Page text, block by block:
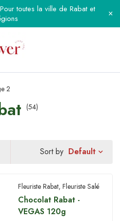
Pour toutes la ville de Rabat et
2
(54)
Sort by Default
Fleuriste Rabat, Fleuriste Salé
Chocolat Rabat -
VEGAS 120g